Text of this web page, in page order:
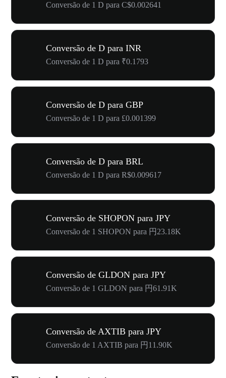
Conversão de 1 D para C$0.002641
Conversão de D para INR
Conversão de 1 D para ₹0.1793
Conversão de D para GBP
Conversão de 1 D para £0.001399
Conversão de D para BRL
Conversão de 1 D para R$0.009617
Conversão de SHOPON para JPY
Conversão de 1 SHOPON para 円23.18K
Conversão de GLDON para JPY
Conversão de 1 GLDON para 円61.91K
Conversão de AXTIB para JPY
Conversão de 1 AXTIB para 円11.90K